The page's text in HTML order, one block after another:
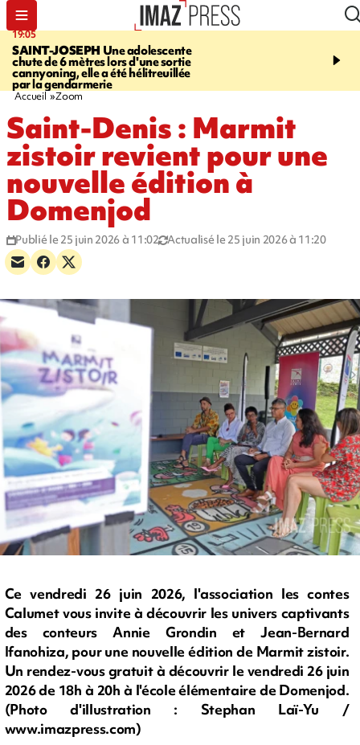
19:05
SAINT-JOSEPH Une adolescente
chute de 6 mètres lors d'une sortie
cannyoning, elle a été hélitreuillée
par la gendarmerie
20:44
rouée de coups,
Accueil Zoom
Saint-Denis : Marmit
zistoir revient pour une
nouvelle édition à
Domenjod
Publié le 25 juin 2026 à 11:02 Actualisé le 25 juin 2026 à 11:20
Ce vendredi 26 juin 2026, l'association les contes
Calumet vous invite à découvrir les univers captivants
des conteurs Annie Grondin et Jean-Bernard
Ifanohiza, pour une nouvelle édition de Marmit zistoir.
Un rendez-vous gratuit à découvrir le vendredi 26 juin
2026 de 18h à 20h à l'école élémentaire de Domenjod.
(Photo d'illustration : Stephan Laï-Yu /
www.imazpress.com)